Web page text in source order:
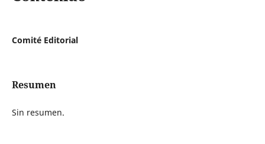
Comité Editorial
Resumen
Sin resumen.